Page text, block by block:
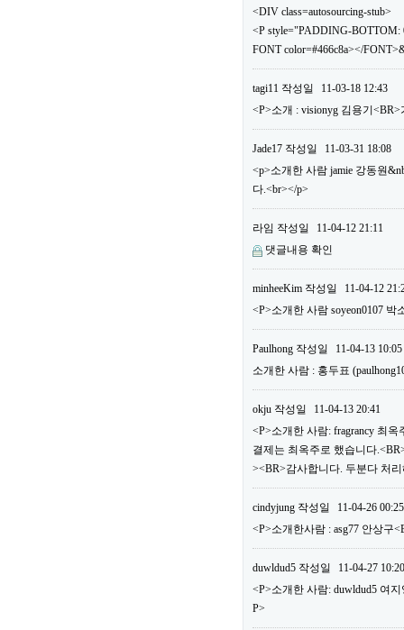
<DIV class=autosourcing-stub>
<P style="PADDING-
FONT color=#466c8a></
tagi11 작성일
11-03-18 12:43
<P>소개 : visionyg 김용기
Jade17 작성일
11-03-31 18:08
<p>소개한 사람 jamie 강동원
다.<br></p>
라임 작성일
11-04-12 21:11
댓글내용 확인
minheeKim 작성일
11-04-12
<P>소개한 사람 soyeon0107 박
Paulhong 작성일
11-04-13 10:05
소개한 사람 : 홍두표
okju 작성일
11-04-13 20:41
<P>소개한 사람: fragrancy 최
결제는 최옥주로 했습니다
><BR>감사합니다. 두분다 처
cindyjung 작성일
11-04-26 00:25
<P>소개한사람 : asg77 안상구
duwldud5 작성일
11-04-27 10:20
<P>소개한 사람: duwldud5 여
P>